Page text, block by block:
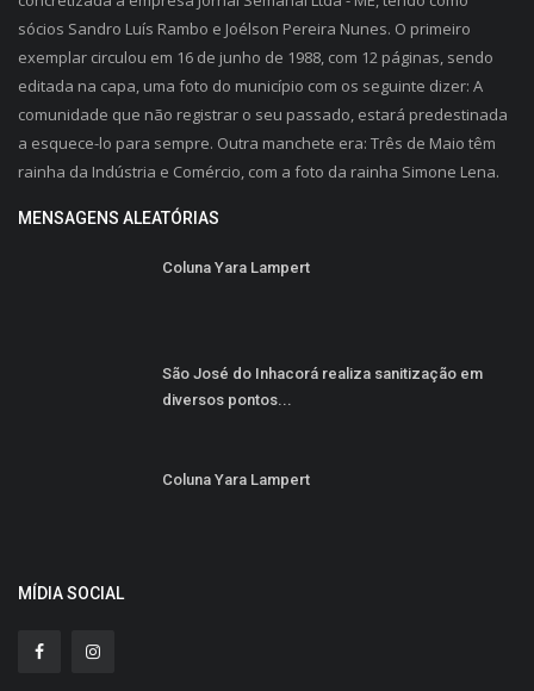
sócios Sandro Luís Rambo e Joélson Pereira Nunes. O primeiro
exemplar circulou em 16 de junho de 1988, com 12 páginas, sendo
editada na capa, uma foto do município com os seguinte dizer: A
comunidade que não registrar o seu passado, estará predestinada
a esquece-lo para sempre. Outra manchete era: Três de Maio têm
rainha da Indústria e Comércio, com a foto da rainha Simone Lena.
MENSAGENS ALEATÓRIAS
Coluna Yara Lampert
São José do Inhacorá realiza sanitização em
diversos pontos...
Coluna Yara Lampert
MÍDIA SOCIAL